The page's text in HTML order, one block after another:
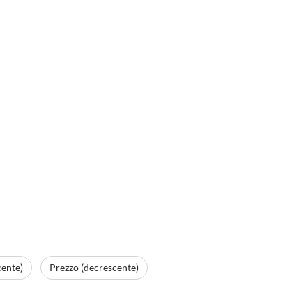
Prezzo (decrescente)